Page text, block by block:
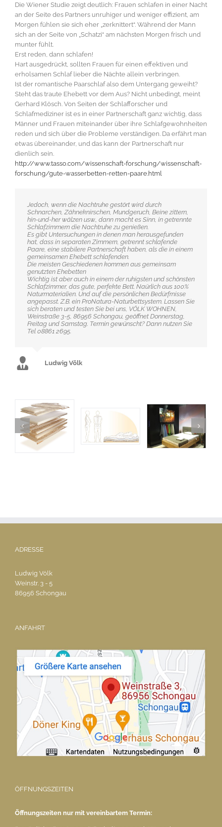
Die Wiener Studie zeigt deutlich: Frauen schlafen in einer Nacht
an der Seite des Partners unruhiger und weniger effizient, am
Morgen fühlen sie sich eher „zerknittert“. Während der Mann
sich an der Seite von „Schatzi“ am nächsten Morgen frisch und
munter fühlt.
Erst reden, dann schlafen!
Hart ausgedrückt, sollten Frauen für einen effektiven und
erholsamen Schlaf lieber die Nächte allein verbringen.
Ist der romantische Paarschlaf also dem Untergang geweiht?
Steht das traute Ehebett vor dem Aus? Nicht unbedingt, meint
Gerhard Klösch. Von Seiten der Schlafforscher und
Schlafmediziner ist es in einer Partnerschaft ganz wichtig, dass
Männer und Frauen miteinander über ihre Schlafgewohnheiten
reden und sich über die Probleme verständigen. Da erfährt man
etwas übereinander, und das kann der Partnerschaft nur
dienlich sein.
http://www.tasso.com/wissenschaft-forschung/wissenschaft-
forschung/gute-wasserbetten-retten-paare.html
Jedoch, wenn die Nachtruhe gestört wird durch
Schnarchen, Zähneknirschen, Mundgeruch, Beine zittern,
hin-und-her wälzen usw., dann macht es Sinn, in getrennte
Schlafzimmern die Nachtruhe zu genießen.
Es gibt Untersuchungen in denen man herausgefunden
hat, dass in separaten Zimmern, getrennt schlafende
Paare, eine stabilere Partnerschaft haben, als die in einem
gemeinsamen Ehebett schlafenden.
Die meisten Geschiedenen kommen aus gemeinsam
genutzten Ehebetten
Wichtig ist aber auch in einem der ruhigsten und schönsten
Schlafzimmer, das gute, perfekte Bett. Naürlich aus 100%
Naturmaterialien. Und auf die persönlichen Bedürfrnisse
angepasst. Z.B. ein ProNatura-Naturbettsystem. Lassen Sie
sich beraten und testen Sie bei uns, VÖLK WOHNEN,
Weinstraße 3-5, 86956 Schongau, geöffnet Donnerstag,
Freitag und Samstag. Termin gewünscht? Dann nutzen Sie
Tel 08861 2695.
Ludwig Völk
ADRESSE
Ludwig Völk
Weinstr. 3 - 5
86956 Schongau
ANFAHRT
ÖFFNUNGSZEITEN
Öffnungszeiten nur mit vereinbartem Termin: